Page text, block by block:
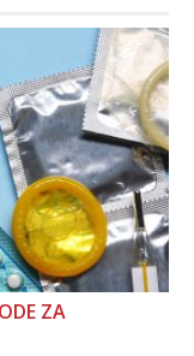
ZA